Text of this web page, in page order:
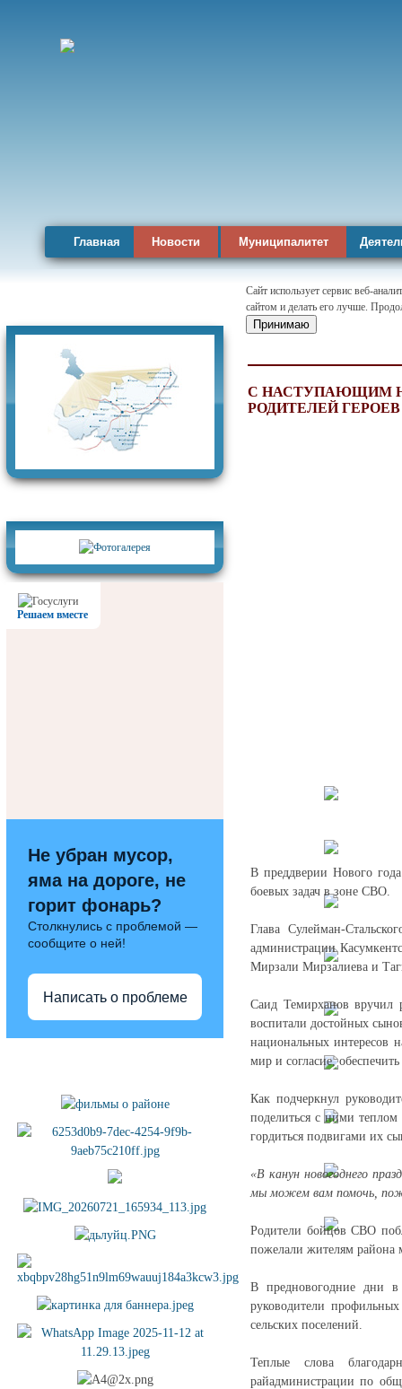
Главная Новости Муниципалитет
Решаем вместе
Не убран мусор,
яма на дороге, не
горит фонарь?
Столкнулись с проблемой —
сообщите о ней!
Написать о проблеме
Сайт использует сервис веб-
сайтом и делать его лучше.
Принимаю
С НАСТУПАЮЩИМ
РОДИТЕЛЕЙ
В преддверии Нового
боевых задач в зоне СВО.
Глава Сулейман-
администрации
Мирзали Мирзалиева и
Саид Темирханов вручил
воспитали достойных
национальных интересов
мир и согласие,
Как подчеркнул
поделиться с ними
гордиться подвигами их
«В канун новогоднего
мы можем вам помочь,
Родители бойцов СВО
пожелали жителям района
В предновогодние дни в
руководители
сельских поселений.
Теплые слова
райадминистрации по